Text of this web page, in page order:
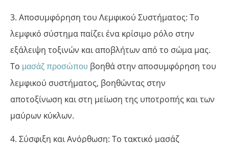
3. Αποσυμφόρηση του Λεμφικού Συστήματος: Το
λεμφικό σύστημα παίζει ένα κρίσιμο ρόλο στην
εξάλειψη τοξινών και αποβλήτων από το σώμα μας.
Το μασάζ προσώπου βοηθά στην αποσυμφόρηση του
λεμφικού συστήματος, βοηθώντας στην
αποτοξίνωση και στη μείωση της υποτροπής και των
μαύρων κύκλων.
4. Σύσφιξη και Ανόρθωση: Το τακτικό μασάζ